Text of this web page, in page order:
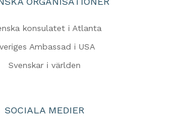
konsulatet i Atlanta
Ambassad i USA
Svenskar i världen
SOCIALA MEDIER